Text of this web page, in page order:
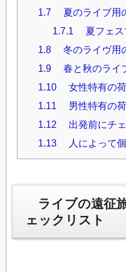
1.7 夏のライブ用
1.7.1 夏フェス
1.8冬のライヴ用
1.9春と秋のライ
1.10女性特有の
1.11 男性特有の
1.12 出発前にチェ
1.13人によって個
ライブの遠征
ェックリスト